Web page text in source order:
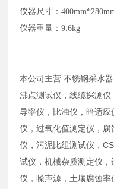
仪器尺寸：
仪器重量：9.6kg
本公司主营 不锈钢采水
沸点测试仪，线缆探测
导率仪，比浊仪，暗适
仪，过氧化值测定仪，
仪，污泥比组测试仪，
试仪，机械杂质测定仪
仪，噪声源，土壤腐蚀率